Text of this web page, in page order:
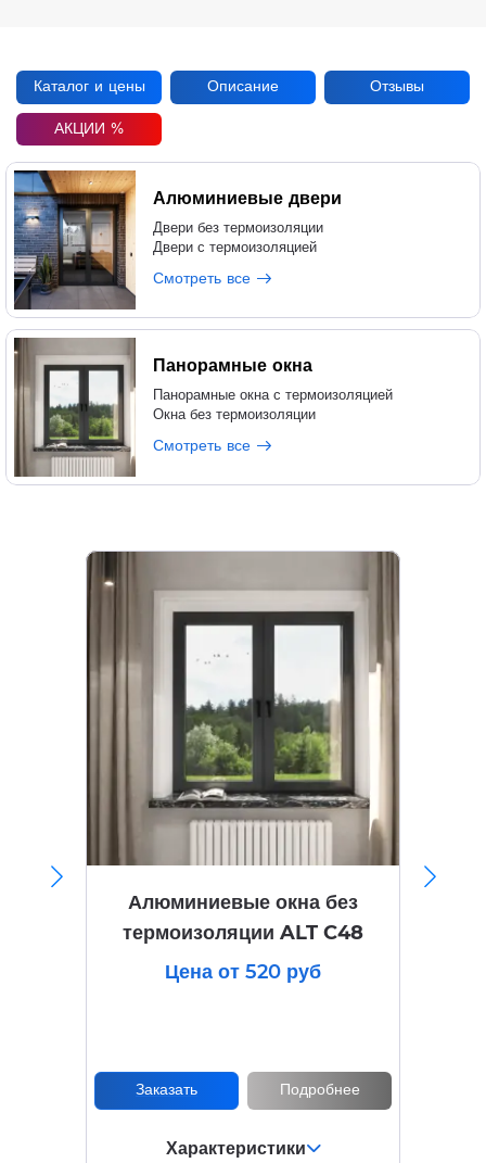
Каталог и цены Описание
Отзывы
АКЦИИ %
Алюминиевые двери
Двери без термоизоляции
Двери с термоизоляцией
Смотреть все
Панорамные окна
Панорамные окна с термоизоляцией
Окна без термоизоляции
Смотреть все
Алюминиевые окна без
термоизоляции ALT C48
Цена от 520 руб
Заказать Подробнее
Характеристики